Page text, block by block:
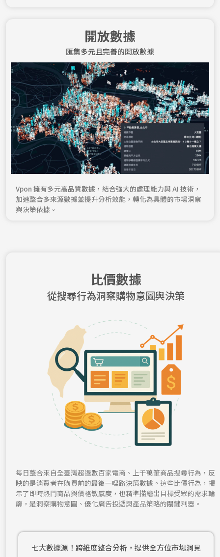
開放數據
匯集多元且完善的開放數據
Vpon 擁有多元高品質數據，結合強大的處理能力與 AI 技術，
加速整合多來源數據並提升分析效能，轉化為具體的市場洞察
與決策依據。
比價數據
從搜尋行為洞察購物意圖與決策
每日整合來自全臺灣超過數百家電商、上千萬筆商品搜尋行為，反
映的是消費者在購買前的最後一哩路決策數據。這些比價行為，揭
示了即時熱門商品與價格敏感度，也精準描繪出目標受眾的需求輪
廓，是洞察購物意圖、優化廣告投遞與產品策略的關鍵利器。
七大數據源！跨維度整合分析，提供全方位市場洞見